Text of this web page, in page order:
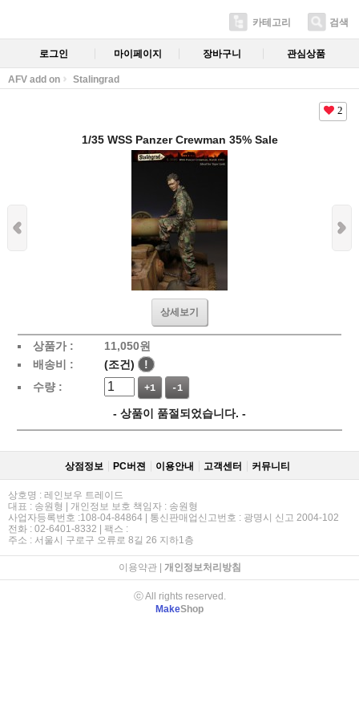
카테고리 검색
로그인 마이페이지 장바구니 관심상품
AFV add on Stalingrad
2
1/35 WSS Panzer Crewman 35% Sale
상세보기
상품가 : 11,050원
배송비 :
(조건)
!
수량 :
+1 -1
- 상품이 품절되었습니다. -
상점정보 PC버젼 이용안내 고객센터 커뮤니티
상호명 : 레인보우 트레이드
대표 : 송원형 | 개인정보 보호 책임자 : 송원형
사업자등록번호 :108-04-84864 | 통신판매업신고번호 : 광명시 신고 2004-102
전화 : 02-6401-8332 | 팩스 :
주소 : 서울시 구로구 오류로 8길 26 지하1층
이용약관| 개인정보처리방침
ⓒ All rights reserved.
MakeShop